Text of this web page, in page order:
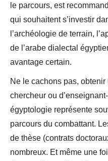
le parcours, est
qui souhaitent s’investir
l’archéologie de terrain,
de l’arabe dialectal
avantage certain.
Ne le cachons pas, obtenir
chercheur ou
égyptologie représente
parcours du combattant.
de thèse (contrats
nombreux. Et même une